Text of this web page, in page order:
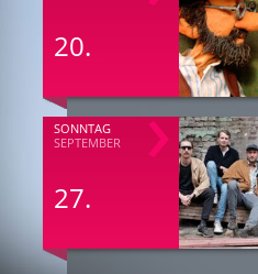
20.
SONNTAG
SEPTEMBER
27.